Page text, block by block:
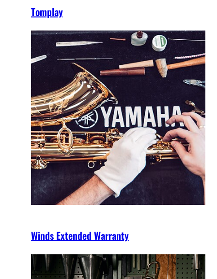
Tomplay
Winds Extended Warranty